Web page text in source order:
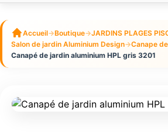
Accueil→Boutique→JARDINS PLAGES
Salon de jardin Aluminium Design→Canape
Canapé de jardin aluminium HPL gris 3201